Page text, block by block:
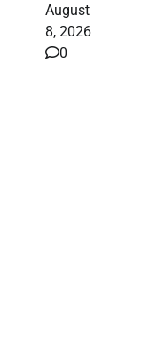
August
8, 2026
0